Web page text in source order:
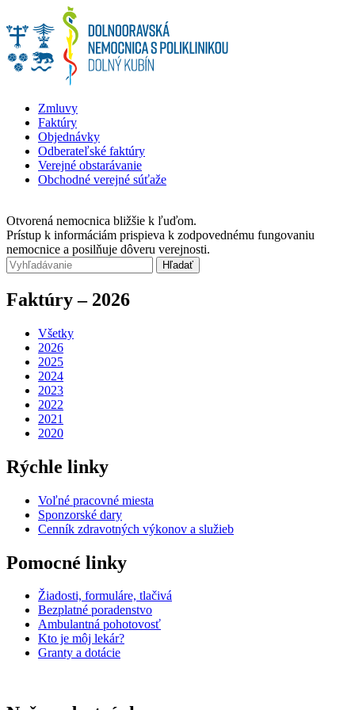
Zmluvy
Faktúry
Objednávky
Odberateľské faktúry
Verejné obstarávanie
Obchodné verejné súťaže
Otvorená nemocnica bližšie k ľuďom.
Prístup k informáciám prispieva k zodpovednému fungovaniu
nemocnice a posilňuje dôveru verejnosti.
Faktúry – 2026
Všetky
2026
2025
2024
2023
2022
2021
2020
Rýchle linky
Voľné pracovné miesta
Sponzorské dary
Cenník zdravotných výkonov a služieb
Pomocné linky
Žiadosti, formuláre, tlačivá
Bezplatné poradenstvo
Ambulantná pohotovosť
Kto je môj lekár?
Granty a dotácie